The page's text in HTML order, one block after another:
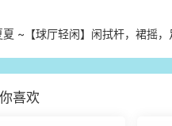
~【球厅轻闲】闲拭杆，裙摇，
喜欢